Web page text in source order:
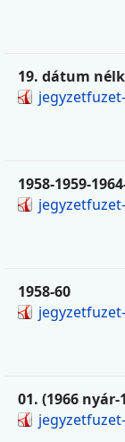
19. dátum
1958-1959-
1958-60
01. (1966